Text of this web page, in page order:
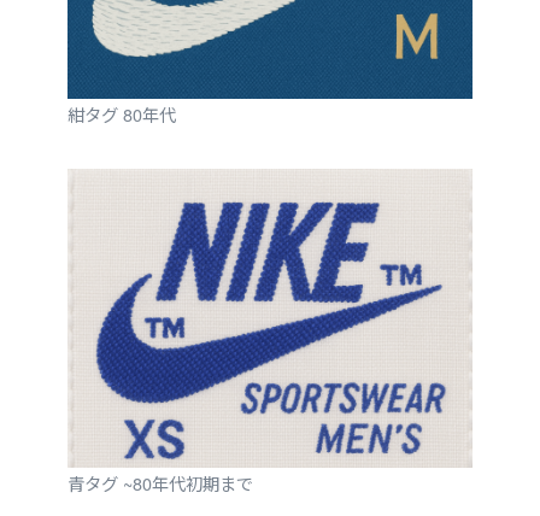
紺タグ 80年代
青タグ ~80年代初期まで